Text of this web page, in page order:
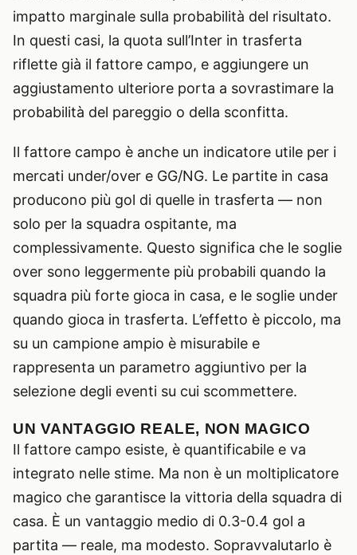
impatto marginale sulla probabilità del risultato.
In questi casi, la quota sull’Inter in trasferta
riflette già il fattore campo, e aggiungere un
aggiustamento ulteriore porta a sovrastimare la
probabilità del pareggio o della sconfitta.
Il fattore campo è anche un indicatore utile per i
mercati under/over e GG/NG. Le partite in casa
producono più gol di quelle in trasferta — non
solo per la squadra ospitante, ma
complessivamente. Questo significa che le soglie
over sono leggermente più probabili quando la
squadra più forte gioca in casa, e le soglie under
quando gioca in trasferta. L’effetto è piccolo, ma
su un campione ampio è misurabile e
rappresenta un parametro aggiuntivo per la
selezione degli eventi su cui scommettere.
UN VANTAGGIO REALE, NON MAGICO
Il fattore campo esiste, è quantificabile e va
integrato nelle stime. Ma non è un moltiplicatore
magico che garantisce la vittoria della squadra di
casa. È un vantaggio medio di 0.3-0.4 gol a
partita — reale, ma modesto. Sopravvalutarlo è